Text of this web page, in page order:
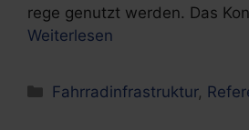
rege genutzt werden. Das
Weiterlesen
Kategorien
Fahrradinfrastruktur,